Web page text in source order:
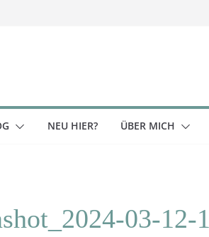
NEU HIER? ÜBER MICH
03-12-